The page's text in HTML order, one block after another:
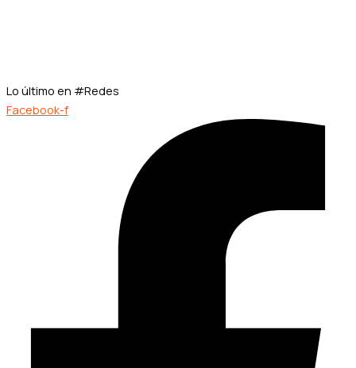
Lo último en #Redes
Facebook-f